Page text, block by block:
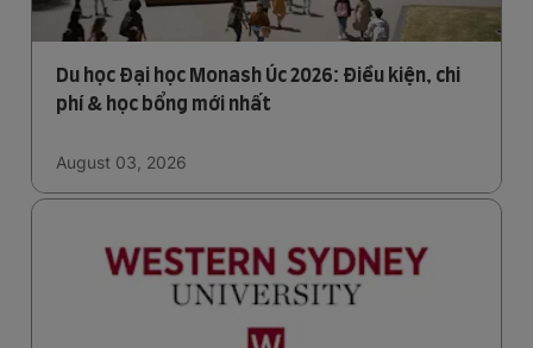
Du học Đại học Monash Úc 2026: Điều kiện, chi
phí & học bổng mới nhất
August 03, 2026